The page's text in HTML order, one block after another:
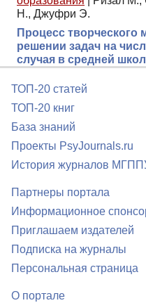
Н., Джуфри Э.
Процесс
решении задач на
случая в средней
ТОП-20 статей
ТОП-20 книг
База знаний
Проекты PsyJournals.ru
История журналов
Партнеры портала
Информационное
Приглашаем издателей
Подписка на журналы
Персональная страница
О портале